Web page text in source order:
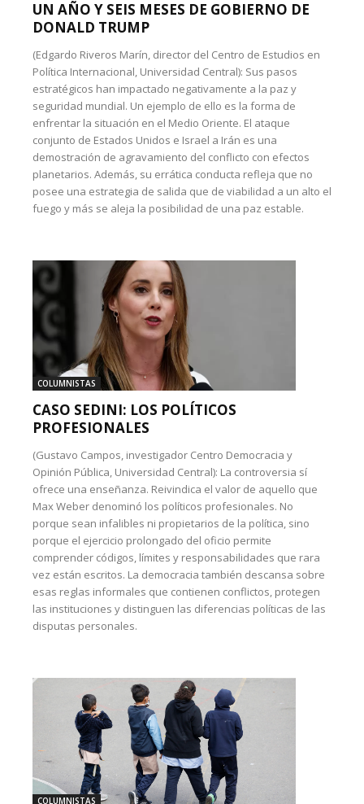
UN AÑO Y SEIS MESES DE GOBIERNO DE
DONALD TRUMP
(Edgardo Riveros Marín, director del Centro de Estudios en
Política Internacional, Universidad Central): Sus pasos
estratégicos han impactado negativamente a la paz y
seguridad mundial. Un ejemplo de ello es la forma de
enfrentar la situación en el Medio Oriente. El ataque
conjunto de Estados Unidos e Israel a Irán es una
demostración de agravamiento del conflicto con efectos
planetarios. Además, su errática conducta refleja que no
posee una estrategia de salida que de viabilidad a un alto el
fuego y más se aleja la posibilidad de una paz estable.
COLUMNISTAS
CASO SEDINI: LOS POLÍTICOS
PROFESIONALES
(Gustavo Campos, investigador Centro Democracia y
Opinión Pública, Universidad Central): La controversia sí
ofrece una enseñanza. Reivindica el valor de aquello que
Max Weber denominó los políticos profesionales. No
porque sean infalibles ni propietarios de la política, sino
porque el ejercicio prolongado del oficio permite
comprender códigos, límites y responsabilidades que rara
vez están escritos. La democracia también descansa sobre
esas reglas informales que contienen conflictos, protegen
las instituciones y distinguen las diferencias políticas de las
disputas personales.
COLUMNISTAS